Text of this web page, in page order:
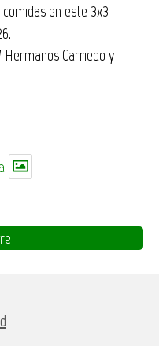
en este 3x3
Carriedo y